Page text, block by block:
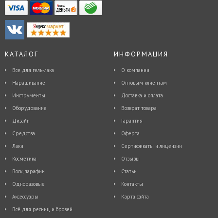
КАТАЛОГ
Все для гель-лака
Наращивание
Инструменты
Оборудование
Дизайн
Средства
Лаки
Косметика
Воск, парафин
Одноразовые
Аксессуары
Всё для ресниц и бровей
ИНФОРМАЦИЯ
О компании
Оптовым клиентам
Доставка и оплата
Возврат товара
Гарантия
Оферта
Сертификаты и лицензии
Отзывы
Статьи
Контакты
Карта сайта